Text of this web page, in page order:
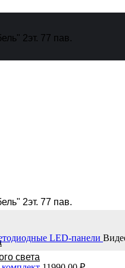
2эт. 77 пав.
2эт. 77 пав.
света
LED-панели